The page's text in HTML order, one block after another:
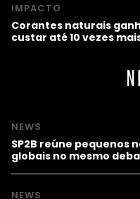
IMPACTO
Corantes naturais
custar até 10 vezes
NEWS
SP2B reúne pequenos
globais no mesmo
NEWS